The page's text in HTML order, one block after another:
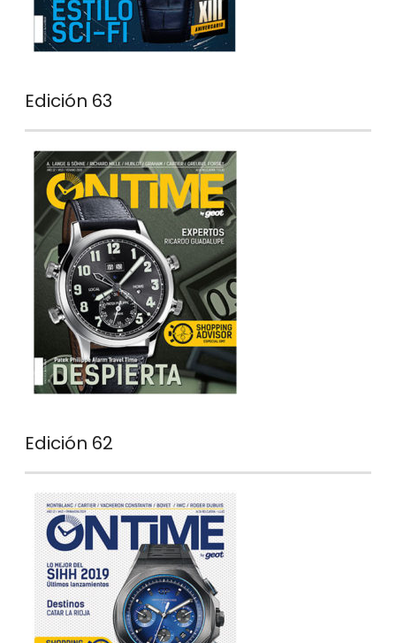
Edición 63
Edición 62